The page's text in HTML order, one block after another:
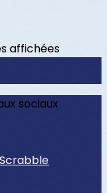
affichées
sociaux